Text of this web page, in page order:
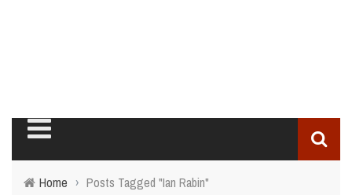
Home › Posts Tagged "Ian Rabin"